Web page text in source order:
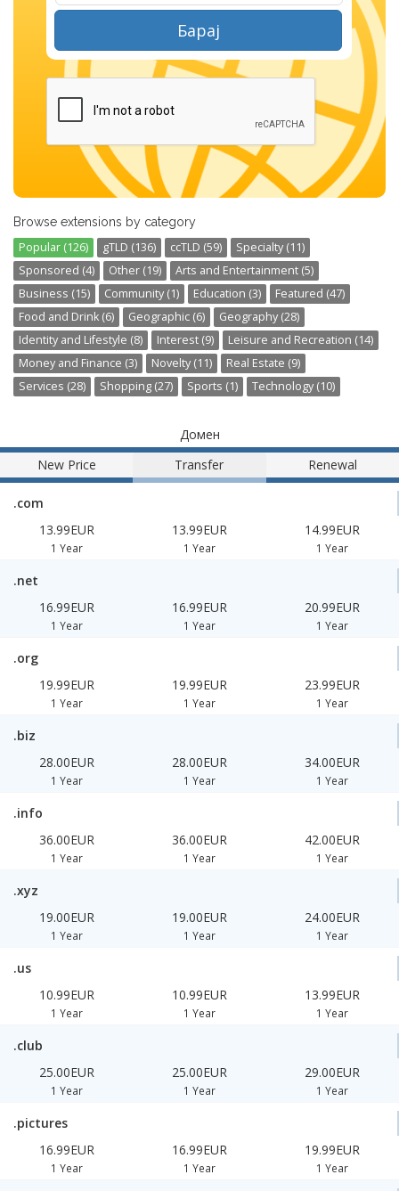
Барај
Browse extensions by category
Popular (126) gTLD (136) ccTLD (59)
Specialty (11)
Sponsored (4)
Other (19)
Arts and Entertainment (5)
Business (15)
Community (1) Education (3)
Featured (47)
Food and Drink (6)
Geographic (6)
Geography (28)
Identity and Lifestyle (8)
Interest (9)
Leisure and Recreation (14)
Money and Finance (3)
Novelty (11)
Real Estate (9)
Services (28)
Shopping (27) Sports (1) Technology (10)
Домен
New Price
Transfer Renewal
.com
13.99EUR
1 Year
13.99EUR
1 Year
14.99EUR
1 Year
.net
16.99EUR
1 Year
16.99EUR
1 Year
20.99EUR
1 Year
.org
19.99EUR
1 Year
19.99EUR
1 Year
23.99EUR
1 Year
.biz
28.00EUR
1 Year
28.00EUR
1 Year
34.00EUR
1 Year
.info
36.00EUR
1 Year
36.00EUR
1 Year
42.00EUR
1 Year
.xyz
19.00EUR
1 Year
19.00EUR
1 Year
24.00EUR
1 Year
.us
10.99EUR
1 Year
10.99EUR
1 Year
13.99EUR
1 Year
.club
25.00EUR
1 Year
25.00EUR
1 Year
29.00EUR
1 Year
.pictures
16.99EUR
1 Year
16.99EUR
1 Year
19.99EUR
1 Year